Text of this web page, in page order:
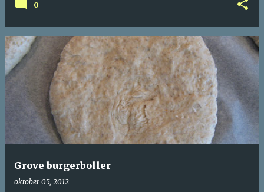
0
Grove burgerboller
oktober 05, 2012